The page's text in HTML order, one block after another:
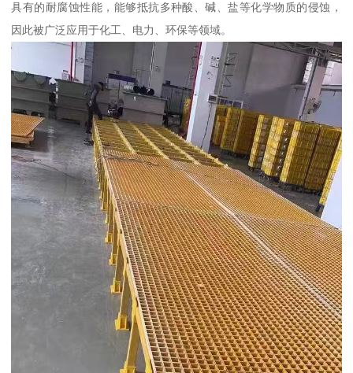
具有的耐腐蚀性能，能够抵抗多种酸、碱、盐等化学物质的侵蚀，
因此被广泛应用于化工、电力、环保等领域。